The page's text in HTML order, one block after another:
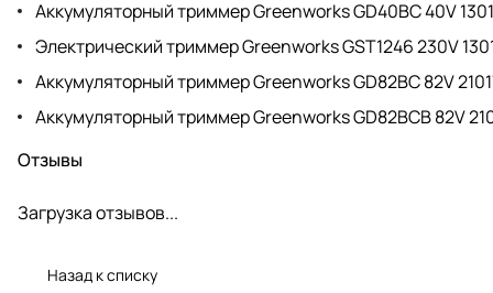
Аккумуляторный триммер Greenworks GD40BC 40V
Электрический триммер Greenworks GST1246 230V
Аккумуляторный триммер Greenworks GD82BC 82V
Аккумуляторный триммер Greenworks GD82BCB 82V
Отзывы
Загрузка отзывов...
Назад к списку